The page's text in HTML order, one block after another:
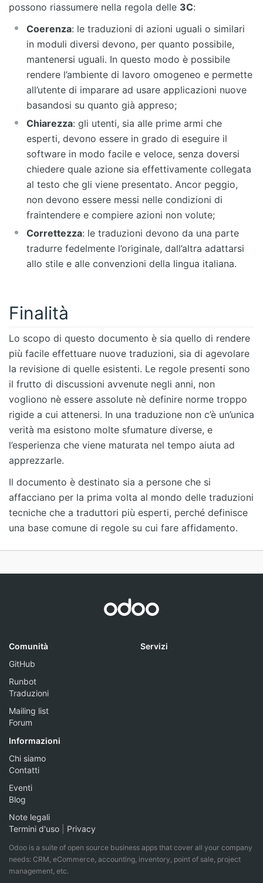
possono riassumere nella regola delle 3C:
Coerenza: le traduzioni di azioni uguali o similari
in moduli diversi devono, per quanto possibile,
mantenersi uguali. In questo modo è possibile
rendere l’ambiente di lavoro omogeneo e permette
all’utente di imparare ad usare applicazioni nuove
basandosi su quanto già appreso;
Chiarezza: gli utenti, sia alle prime armi che
esperti, devono essere in grado di eseguire il
software in modo facile e veloce, senza doversi
chiedere quale azione sia effettivamente collegata
al testo che gli viene presentato. Ancor peggio,
non devono essere messi nelle condizioni di
fraintendere e compiere azioni non volute;
Correttezza: le traduzioni devono da una parte
tradurre fedelmente l’originale, dall’altra adattarsi
allo stile e alle convenzioni della lingua italiana.
Finalità
Lo scopo di questo documento è sia quello di rendere
più facile effettuare nuove traduzioni, sia di agevolare
la revisione di quelle esistenti. Le regole presenti sono
il frutto di discussioni avvenute negli anni, non
vogliono nè essere assolute nè definire norme troppo
rigide a cui attenersi. In una traduzione non c’è un’unica
verità ma esistono molte sfumature diverse, e
l’esperienza che viene maturata nel tempo aiuta ad
apprezzarle.
Il documento è destinato sia a persone che si
affacciano per la prima volta al mondo delle traduzioni
tecniche che a traduttori più esperti, perché definisce
una base comune di regole su cui fare affidamento.
Comunità
GitHub
Runbot
Traduzioni
Mailing list
Forum
Servizi
Informazioni
Chi siamo
Contatti
Eventi
Blog
Note legali
Termini d'uso
Privacy
Odoo is a suite of open source business apps that cover all your company
needs: CRM, eCommerce, accounting, inventory, point of sale, project
management, etc.